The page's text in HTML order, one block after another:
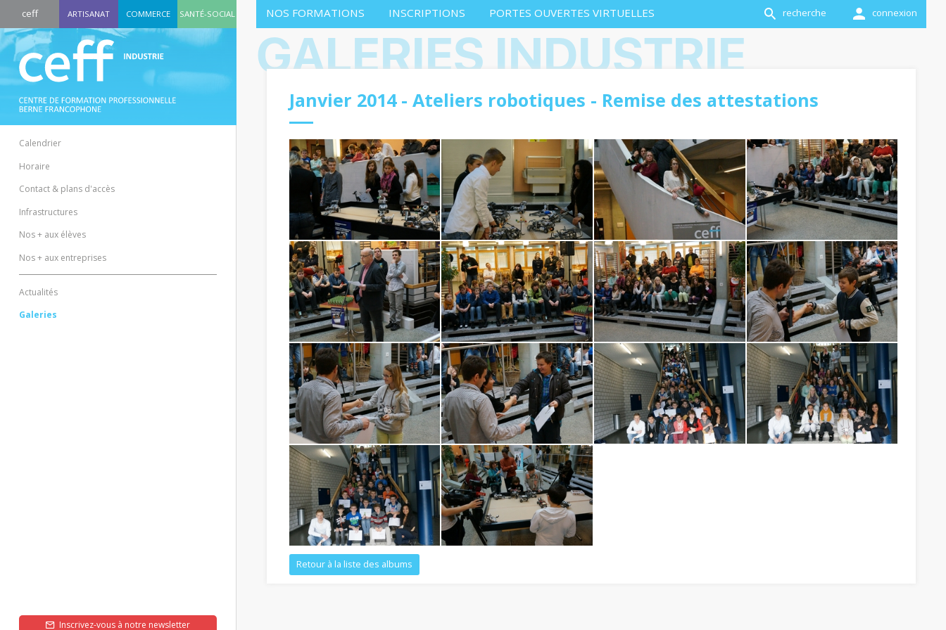
recherche connexion
NOS FORMATIONS INSCRIPTIONS PORTES OUVERTES VIRTUELLES
GALERIES INDUSTRIE
Janvier 2014 - Ateliers robotiques - Remise des attestations
Retour à la liste des albums
ceff ARTISANAT COMMERCE SANTÉ-SOCIAL
Calendrier
Horaire
Contact & plans d'accès
Infrastructures
Nos + aux élèves
Nos + aux entreprises
Actualités
Galeries
Inscrivez-vous à notre newsletter